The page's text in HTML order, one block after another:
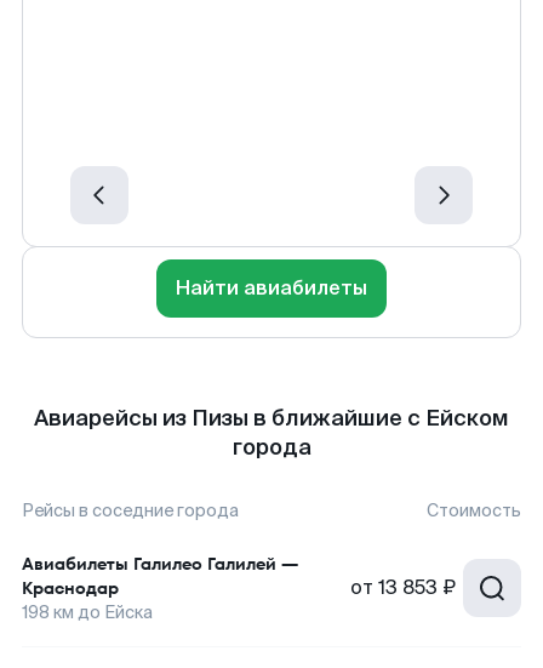
Найти авиабилеты
Авиарейсы из Пизы в ближайшие с Ейском
города
Рейсы в соседние города Стоимость
Авиабилеты Галилео Галилей —
Краснодар
198 км до Ейска
от 13 853 ₽